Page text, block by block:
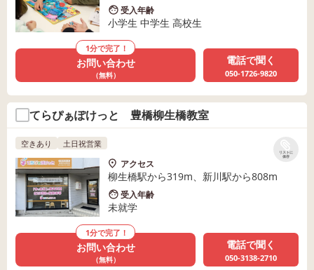
受入年齢
小学生 中学生 高校生
1分で完了！
お問い合わせ
（無料）
電話で聞く
050-1726-9820
てらぴぁぽけっと 豊橋柳生橋教室
リストに
保存
空きあり 土日祝営業
アクセス
柳生橋駅から319m、新川駅から808m
受入年齢
未就学
1分で完了！
お問い合わせ
（無料）
電話で聞く
050-3138-2710